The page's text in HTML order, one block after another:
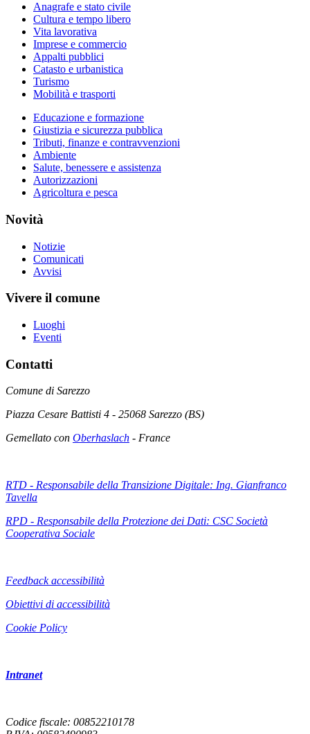
Anagrafe e stato civile
Cultura e tempo libero
Vita lavorativa
Imprese e commercio
Appalti pubblici
Catasto e urbanistica
Turismo
Mobilità e trasporti
Educazione e formazione
Giustizia e sicurezza pubblica
Tributi, finanze e contravvenzioni
Ambiente
Salute, benessere e assistenza
Autorizzazioni
Agricoltura e pesca
Novità
Notizie
Comunicati
Avvisi
Vivere il comune
Luoghi
Eventi
Contatti
Comune di Sarezzo
Piazza Cesare Battisti 4 - 25068 Sarezzo (BS)
Gemellato con Oberhaslach - France
RTD - Responsabile della Transizione Digitale: Ing. Gianfranco
Tavella
RPD - Responsabile della Protezione dei Dati: CSC Società
Cooperativa Sociale
Feedback accessibilità
Obiettivi di accessibilità
Cookie Policy
Intranet
Codice fiscale: 00852210178